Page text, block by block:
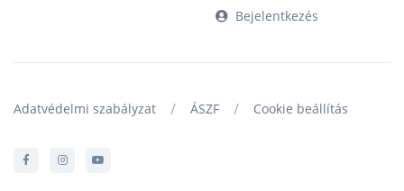
Bejelentkezés
Adatvédelmi szabályzat / ÁSZF / Cookie beállítás